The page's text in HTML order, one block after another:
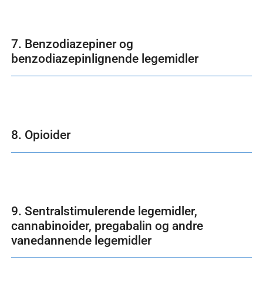
7. Benzodiazepiner og
benzodiazepinlignende legemidler
8. Opioider
9. Sentralstimulerende legemidler,
cannabinoider, pregabalin og andre
vanedannende legemidler